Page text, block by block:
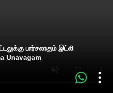
பார்சலாகும் இட்லி
Unavagam